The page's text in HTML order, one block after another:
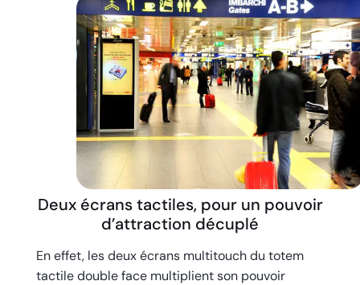
Deux écrans tactiles, pour un pouvoir
d’attraction décuplé
En effet, les deux écrans multitouch du totem
tactile double face multiplient son pouvoir